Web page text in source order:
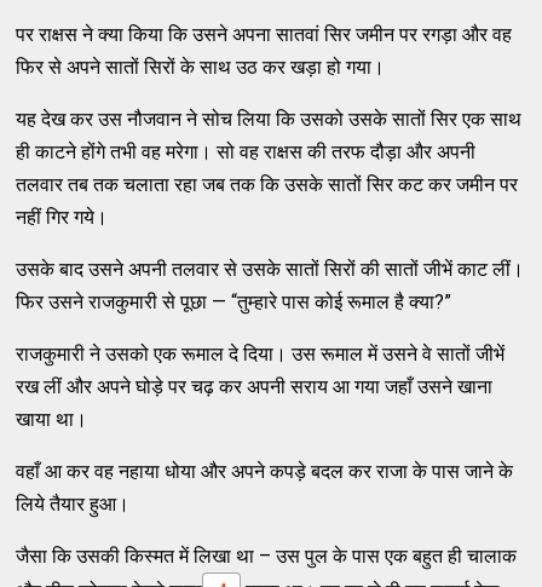
पर राक्षस ने क्या किया कि उसने अपना सातवां सिर जमीन पर रगड़ा और वह
फिर से अपने सातों सिरों के साथ उठ कर खड़ा हो गया।
यह देख कर उस नौजवान ने सोच लिया कि उसको उसके सातों सिर एक साथ
ही काटने होंगे तभी वह मरेगा। सो वह राक्षस की तरफ दौड़ा और अपनी
तलवार तब तक चलाता रहा जब तक कि उसके सातों सिर कट कर जमीन पर
नहीं गिर गये।
उसके बाद उसने अपनी तलवार से उसके सातों सिरों की सातों जीभें काट लीं।
फिर उसने राजकुमारी से पूछा — “तुम्हारे पास कोई रूमाल है क्या?”
राजकुमारी ने उसको एक रूमाल दे दिया। उस रूमाल में उसने वे सातों जीभें
रख लीं और अपने घोड़े पर चढ़ कर अपनी सराय आ गया जहाँ उसने खाना
खाया था।
वहाँ आ कर वह नहाया धोया और अपने कपड़े बदल कर राजा के पास जाने के
लिये तैयार हुआ।
जैसा कि उसकी किस्मत में लिखा था – उस पुल के पास एक बहुत ही चालाक